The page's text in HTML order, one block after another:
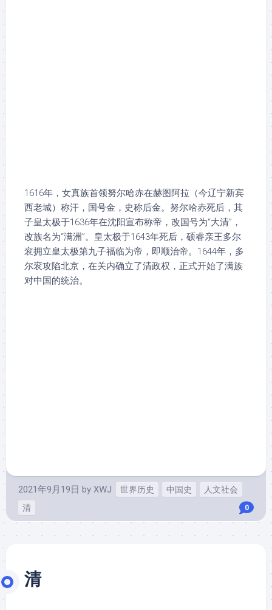
1616年，女真族首领努尔哈赤在赫图阿拉（今辽宁新宾
西老城）称汗，国号金，史称后金。努尔哈赤死后，其
子皇太极于1636年在沈阳宣布称帝，改国号为“大清”，
改族名为“满洲”。皇太极于1643年死后，硕睿亲王多尔
衮拥立皇太极第九子福临为帝，即顺治帝。1644年，多
尔衮攻陷北京，在关内确立了清政权，正式开始了满族
对中国的统治。
2021年9月19日 by XWJ 世界历史 中国史
人文社会
清
0
清